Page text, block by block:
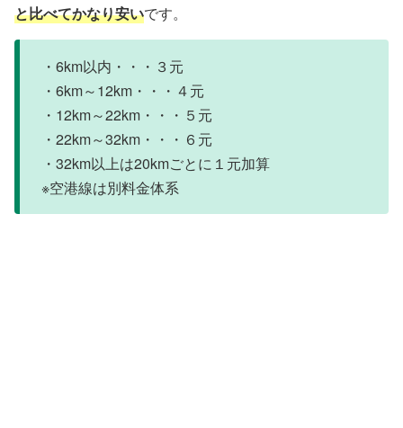
と比べてかなり安いです。
・6km以内・・・３元
・6km～12km・・・４元
・12km～22km・・・５元
・22km～32km・・・６元
・32km以上は20kmごとに１元加算
※空港線は別料金体系